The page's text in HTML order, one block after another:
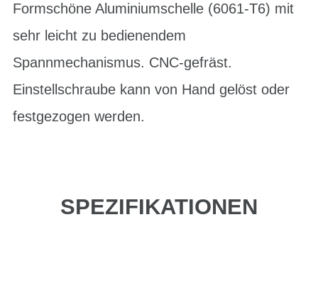
Formschöne Aluminiumschelle (6061-T6) mit
sehr leicht zu bedienendem
Spannmechanismus. CNC-gefräst.
Einstellschraube kann von Hand gelöst oder
festgezogen werden.
SPEZIFIKATIONEN